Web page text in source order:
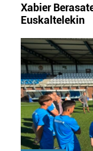
Xabier
Euskaltelekin